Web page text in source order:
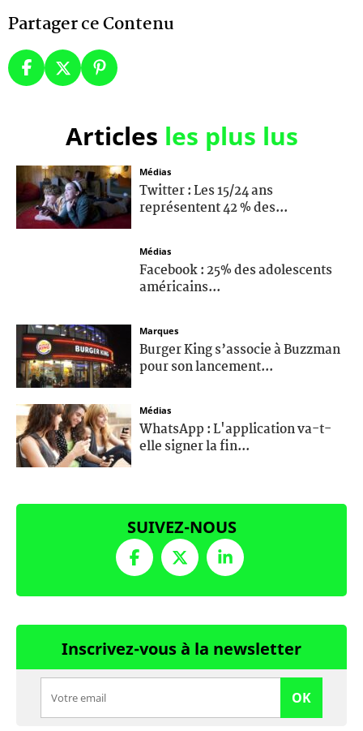
Partager ce Contenu
Articles les plus lus
Médias
Twitter : Les 15/24 ans
représentent 42 % des...
Médias
Facebook : 25% des adolescents
américains...
Marques
Burger King s’associe à Buzzman
pour son lancement...
Médias
WhatsApp : L'application va-t-
elle signer la fin...
SUIVEZ-NOUS
Inscrivez-vous à la newsletter
OK